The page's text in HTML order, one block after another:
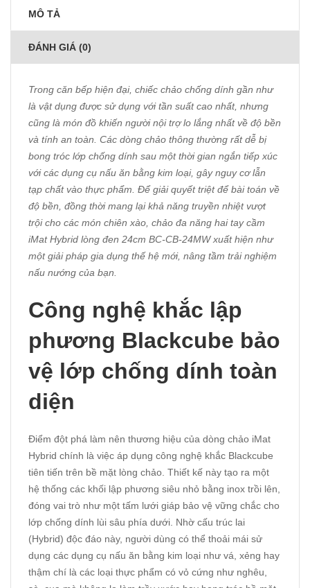
MÔ TẢ
ĐÁNH GIÁ (0)
Trong căn bếp hiện đại, chiếc chảo chống dính gần như
là vật dụng được sử dụng với tần suất cao nhất, nhưng
cũng là món đồ khiến người nội trợ lo lắng nhất về độ bền
và tính an toàn. Các dòng chảo thông thường rất dễ bị
bong tróc lớp chống dính sau một thời gian ngắn tiếp xúc
với các dụng cụ nấu ăn bằng kim loại, gây nguy cơ lẫn
tạp chất vào thực phẩm. Để giải quyết triệt để bài toán về
độ bền, đồng thời mang lại khả năng truyền nhiệt vượt
trội cho các món chiên xào, chảo đa năng hai tay cầm
iMat Hybrid lòng đen 24cm BC-CB-24MW xuất hiện như
một giải pháp gia dụng thế hệ mới, nâng tầm trải nghiệm
nấu nướng của bạn.
Công nghệ khắc lập
phương Blackcube bảo
vệ lớp chống dính toàn
diện
Điểm đột phá làm nên thương hiệu của dòng chảo iMat
Hybrid chính là việc áp dụng công nghệ khắc Blackcube
tiên tiến trên bề mặt lòng chảo. Thiết kế này tạo ra một
hệ thống các khối lập phương siêu nhỏ bằng inox trồi lên,
đóng vai trò như một tấm lưới giáp bảo vệ vững chắc cho
lớp chống dính lùi sâu phía dưới. Nhờ cấu trúc lai
(Hybrid) độc đáo này, người dùng có thể thoải mái sử
dụng các dụng cụ nấu ăn bằng kim loại như vá, xẻng hay
thậm chí là các loại thực phẩm có vỏ cứng như nghêu,